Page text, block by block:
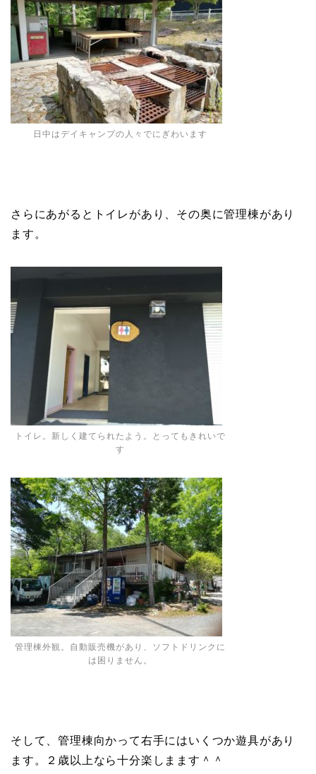
日中はデイキャンプの人々でにぎわいます
さらにあがるとトイレがあり、その奥に管理棟があり
ます。
トイレ。新しく建てられたよう。とってもきれいで
す
管理棟外観。自動販売機があり、ソフトドリンクに
は困りません。
そして、管理棟向かって右手にはいくつか遊具があり
ます。２歳以上なら十分楽しまます＾＾